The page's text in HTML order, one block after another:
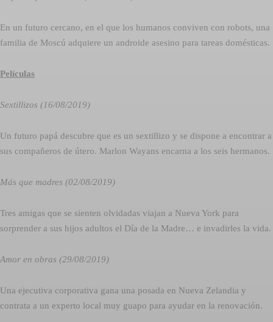
En un futuro cercano, en el que los humanos conviven con robots, una
familia de Moscú adquiere un androide asesino para tareas domésticas.
Películas
Sextillizos (16/08/2019)
Un futuro papá descubre que es un sextillizo y se dispone a encontrar a
sus compañeros de útero. Marlon Wayans encarna a los seis hermanos.
Más que madres (02/08/2019)
Tres amigas que se sienten olvidadas viajan a Nueva York para
sorprender a sus hijos adultos el Día de la Madre… e invadirles la vida.
Amor en obras (29/08/2019)
Una ejecutiva corporativa gana una posada en Nueva Zelandia y
contrata a un experto local muy guapo para ayudar en la renovación.